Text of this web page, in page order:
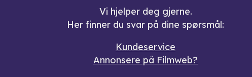
Vi hjelper deg gjerne.
Her finner du svar på dine spørsmål:
Kundeservice
Annonsere på Filmweb?